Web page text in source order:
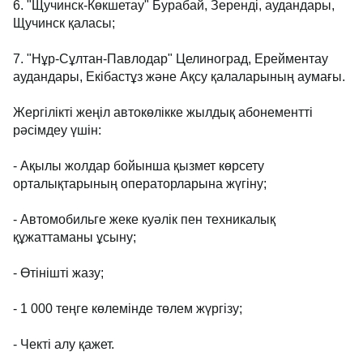
6. "Щучинск-Көкшетау" Бурабай, Зеренді, аудандары,
Щучинск қаласы;
7. "Нұр-Сұлтан-Павлодар" Целиноград, Ерейментау
аудандары, Екібастұз және Ақсу қалаларының аумағы.
Жергілікті жеңіл автокөлікке жылдық абонементті
рәсімдеу үшін:
- Ақылы жолдар бойынша қызмет көрсету
орталықтарының операторларына жүгіну;
- Автомобильге жеке куәлік пен техникалық
құжаттаманы ұсыну;
- Өтінішті жазу;
- 1 000 теңге көлемінде төлем жүргізу;
- Чекті алу қажет.